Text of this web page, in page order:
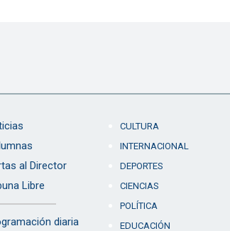
al Director
Libre
diaria
CULTURA
INTERNACIONAL
DEPORTES
CIENCIAS
POLÍTICA
EDUCACIÓN